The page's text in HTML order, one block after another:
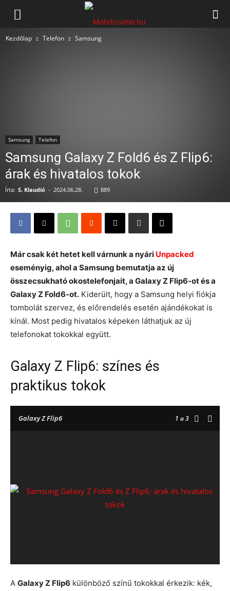
Mobilissimo.hu
Kezdőlap Telefon Samsung
Samsung Telefon
Samsung Galaxy Z Fold6 és Z Flip6:
árak és hivatalos tokok
Írta: S. Klaudió - 2024.06.28. 889
Már csak két hetet kell várnunk a nyári Unpacked
eseményig, ahol a Samsung bemutatja az új
összecsukható okostelefonjait, a Galaxy Z Flip6-ot és a
Galaxy Z Fold6-ot. Kiderült, hogy a Samsung helyi fiókja
tombolát szervez, és előrendelés esetén ajándékokat is
kínál. Most pedig hivatalos képeken láthatjuk az új
telefonokat tokokkal együtt.
Galaxy Z Flip6: színes és
praktikus tokok
Galaxy Z Flip6 1 a 3
A Galaxy Z Flip6 különböző színű tokokkal érkezik: kék,